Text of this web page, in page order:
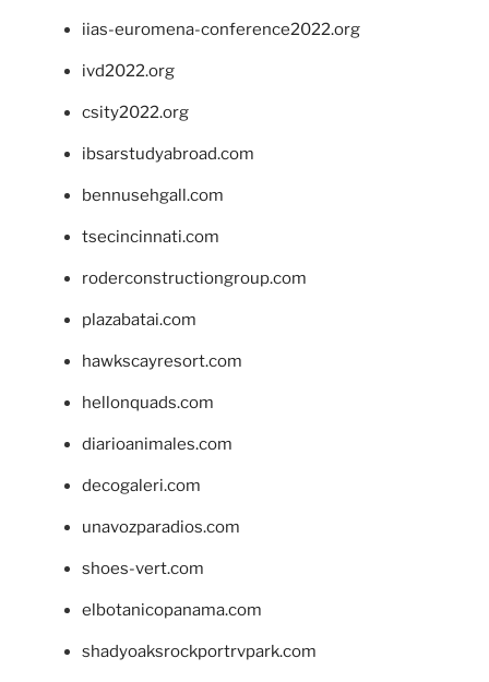
iias-euromena-conference2022.org
ivd2022.org
csity2022.org
ibsarstudyabroad.com
bennusehgall.com
tsecincinnati.com
roderconstructiongroup.com
plazabatai.com
hawkscayresort.com
hellonquads.com
diarioanimales.com
decogaleri.com
unavozparadios.com
shoes-vert.com
elbotanicopanama.com
shadyoaksrockportrvpark.com